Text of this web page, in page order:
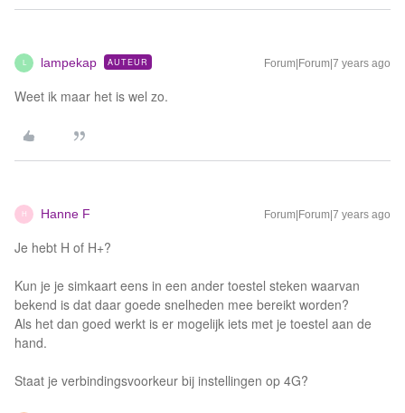
L lampekap AUTEUR Forum|Forum|7 years ago
Weet ik maar het is wel zo.
H Hanne F Forum|Forum|7 years ago
Je hebt H of H+?
Kun je je simkaart eens in een ander toestel steken waarvan
bekend is dat daar goede snelheden mee bereikt worden?
Als het dan goed werkt is er mogelijk iets met je toestel aan de
hand.
Staat je verbindingsvoorkeur bij instellingen op 4G?